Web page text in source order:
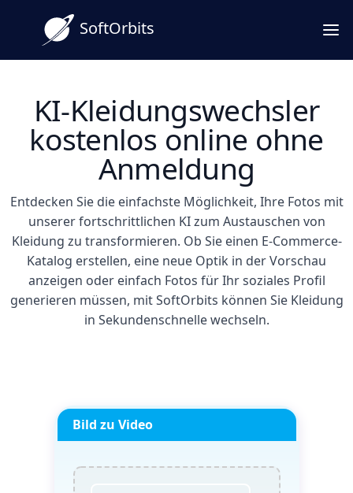
SoftOrbits
KI-Kleidungswechsler
kostenlos online ohne
Anmeldung
Entdecken Sie die einfachste Möglichkeit, Ihre Fotos mit
unserer fortschrittlichen KI zum Austauschen von
Kleidung zu transformieren. Ob Sie einen E-Commerce-
Katalog erstellen, eine neue Optik in der Vorschau
anzeigen oder einfach Fotos für Ihr soziales Profil
generieren müssen, mit SoftOrbits können Sie Kleidung
in Sekundenschnelle wechseln.
Bild zu Video